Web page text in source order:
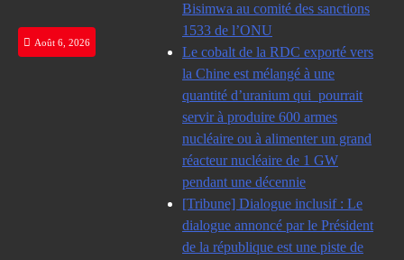
Août 6, 2026
Bisimwa au comité des sanctions
1533 de l’ONU
Le cobalt de la RDC exporté vers
la Chine est mélangé à une
quantité d’uranium qui pourrait
servir à produire 600 armes
nucléaire ou à alimenter un grand
réacteur nucléaire de 1 GW
pendant une décennie
[Tribune] Dialogue inclusif : Le
dialogue annoncé par le Président
de la république est une piste de